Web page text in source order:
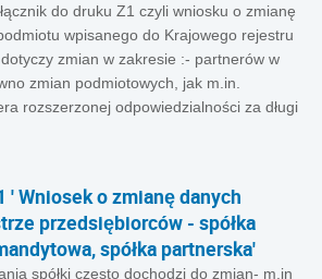
do druku Z1 czyli wniosku o zmianę
wpisanego do Krajowego rejestru
zmian w zakresie :- partnerów w
zmian podmiotowych, jak m.in.
rozszerzonej odpowiedzialności za długi
' Wniosek o zmianę danych
przedsiębiorców - spółka
spółka partnerska'
spółki często dochodzi do zmian- m.in